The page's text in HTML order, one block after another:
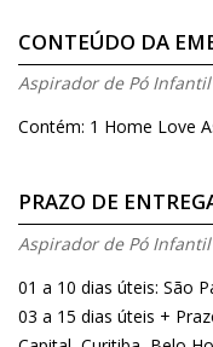
CONTEÚDO DA
Aspirador de Pó
Contém: 1 Home Love
PRAZO DE
Aspirador de Pó
01 a 10 dias úteis: São
03 a 15 dias úteis +